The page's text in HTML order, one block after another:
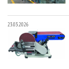
23.03.2026